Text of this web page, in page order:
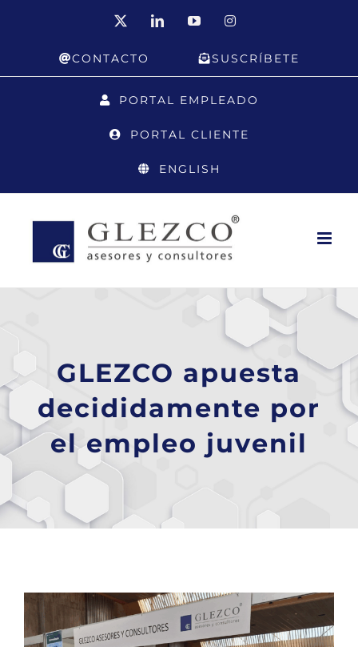
LinkedInYouTubeInstagram
CONTACTO SUSCRÍBETE
PORTAL EMPLEADO
PORTAL CLIENTE
ENGLISH
GLEZCO apuesta
decididamente por
el empleo juvenil
Ver
imagen